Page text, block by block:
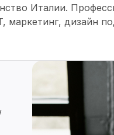
Италии.
маркетинг, дизайн